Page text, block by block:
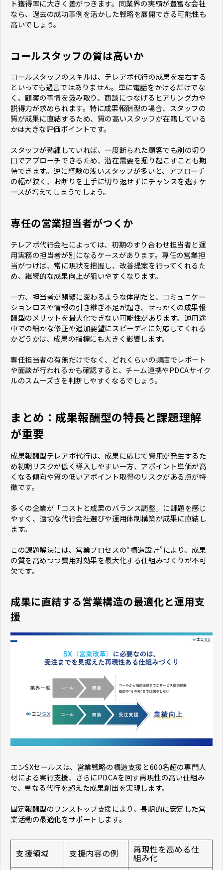
ト獲得率に大きく差がつきます。同業界の実績が豊富な会社
なら、過去の成功事例を活かした戦略を展開できる可能性も
高いでしょう。
コールスタッフの質は高いか
コールスタッフのスキルは、テレアポ代行の成果を左右する
といっても過言ではありません。単に電話をかけるだけでな
く、顧客の事情を汲み取り、商談につなげるヒアリング力や
説得力が求められます。特に成果報酬型の場合、スタッフの
質が成果に直結するため、質の高いスタッフが在籍している
かは大きな評価ポイントです。
スタッフが熟練していれば、一度断られた顧客でも別の切り
口でアプローチできるため、潜在需要を掘り起こすことも期
待できます。逆に経験の浅いスタッフが多いと、アプローチ
の幅が狭く、お断りを上手に切り返せずにチャンスを逃すケ
ースが増えてしまうでしょう。
専任の営業担当者がつくか
テレアポ代行会社によっては、初期のすり合わせ担当者と運
用実務の担当者が別になるケースがあります。専任の営業担
当がつけば、常に現状を把握し、改善提案を行ってくれるた
め、継続的な成果向上が狙いやすくなります。
一方、担当者が頻繁に変わるような体制だと、コミュニケー
ションロスや情報の引き継ぎ不足が起き、せっかくの成果報
酬型のメリットを最大化できない可能性があります。運用途
中での細かな修正や追加要望にスピーディに対応してくれる
かどうかは、成果の指標にも大きく影響します。
専任担当者の有無だけでなく、どれくらいの頻度でレポート
や面談が行われるかも確認すると、チーム連携やPDCAサイク
ルのスムーズさを判断しやすくなるでしょう。
まとめ：成果報酬型の特長と課題理解
が重要
成果報酬型テレアポ代行は、成果に応じて費用が発生するた
め初期リスクが低く導入しやすい一方、アポイント単価が高
くなる傾向や質の低いアポイント取得のリスクがある点が特
徴です。
多くの企業が「コストと成果のバランス調整」に課題を感じ
やすく、適切な代行会社選びや運用体制構築が成果に直結し
ます。
この課題解決には、営業プロセスの“構造設計”により、成果
の質を高めつつ費用対効果を最大化する仕組みづくりが不可
欠です。
成果に直結する営業構造の最適化と運用支
援
エンSXセールスは、営業戦略の構造支援と600名超の専門人
材による実行支援、さらにPDCAを回す再現性の高い仕組み
で、単なる代行を超えた成果創出を実現します。
固定報酬型のワンストップ支援により、長期的に安定した営
業活動の最適化をサポートします。
支援領域 支援内容の例 再現性を高める仕
組み化